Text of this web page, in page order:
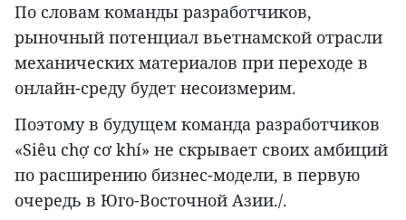
По словам команды разработчиков,
рыночный потенциал вьетнамской отрасли
механических материалов при переходе в
онлайн-среду будет несоизмерим.
Поэтому в будущем команда разработчиков
«Siêu chợ cơ khí» не скрывает своих амбиций
по расширению бизнес-модели, в первую
очередь в Юго-Восточной Азии./.